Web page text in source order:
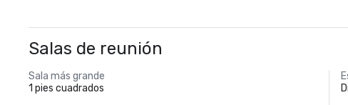
Salas de reunión
Sala más grande
1 pies cuadrados